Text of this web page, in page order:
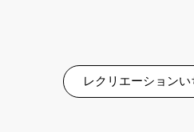
レクリエーション